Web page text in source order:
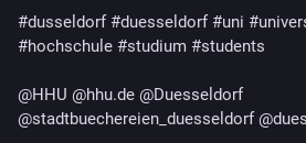
#dusseldorf #duesseldorf #uni #
#hochschule #studium #students
@HHU @hhu.de @Duesseldorf
@stadtbuechereien_duesseldorf @